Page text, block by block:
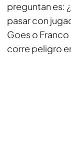
preguntan es:
pasar con
Goes o
corre peligro